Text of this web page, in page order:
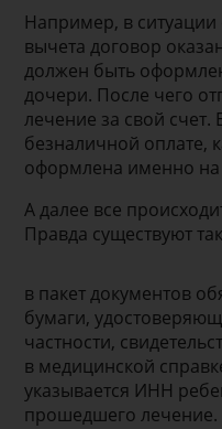
Например, в
вычета договор
должен быть
дочери. После чего
лечение за свой счет.
безналичной оплате,
оформлена именно
А далее все
Правда существуют
в пакет документов
бумаги,
частности,
в медицинской
указывается ИНН
прошедшего лечение.